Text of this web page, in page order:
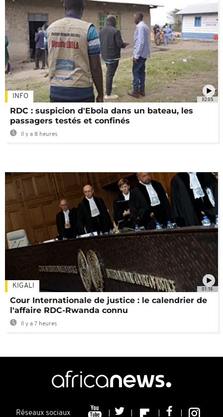
02:05
INFO
RDC : suspicion d'Ebola dans un bateau, les
passagers testés et confinés
Il y a 8 heures
01:16
KIGALI
Cour Internationale de justice : le calendrier de
l'affaire RDC-Rwanda connu
Il y a 7 heures
Réseaux sociaux